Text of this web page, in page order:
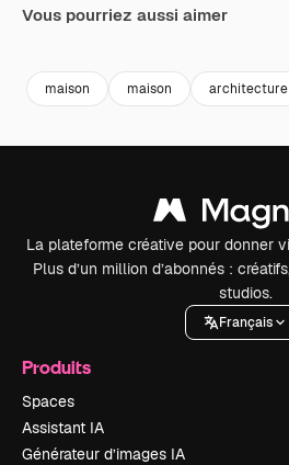
Vous pourriez aussi aimer
maison maison architecture
La plateforme créative pour donner
Plus d’un million d’abonnés :
studios.
Français
Produits
Spaces
Assistant IA
Générateur d’images IA